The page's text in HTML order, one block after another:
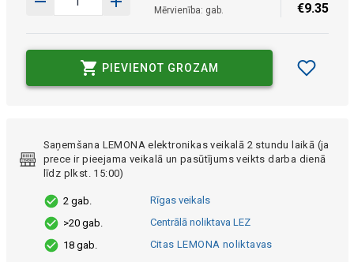
Mērvienība: gab.
€9.35
PIEVIENOT GROZAM
Saņemšana LEMONA elektronikas veikalā 2 stundu laikā (ja
prece ir pieejama veikalā un pasūtījums veikts darba dienā
līdz plkst. 15:00)
2 gab.
Rīgas veikals
>20 gab.
Centrālā noliktava LEZ
18 gab.
Citas LEMONA noliktavas